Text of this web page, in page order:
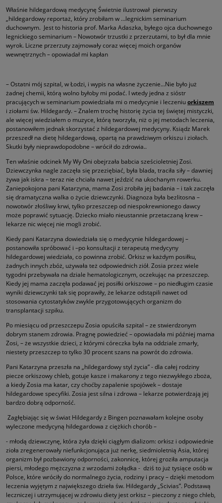
Właśnie hildegardową medycynę Świetnie ilustrował pierwszy
„hildegardowy reportaż, który zrobiłam w …legnickim seminarium
duchownym. Jest to historia prof. Marka Adaszka, byłego ojca duchownego
legnickiego seminarium – Nowotwór trzustki z przerzutami, to był dla mnie
wyrok. Liczne przerzuty zajmowały coraz więcej moich organów
wewnętrznych – opowiadał mi kapłan
– Ostatni mój szpital, w Łodzi, i wypis na własne życzenie...Nie było już
żadnej chemii, którą wolno byłoby mi podać. I wtedy jedna z sióstr
pracujących w seminarium powiedziała mi o medycynie i leczeniuorkiszem
i ziołami św. Hildegardy. – Znalem trochę historię życia tej świętej mistyczki,
ale więcej wiedziałem o muzyce, którą tworzyła, niż o jej metodach leczenia,
postanowiłem jednak skorzystać z hildegardowej medycyny. Ksiądz Marek
przeszedł na dietę hildegardową, opartą na prawdziwym orkiszu i ziołach.
Skutki były nieprawdopodobne – wrócił do zdrowia..
Ten właśnie odcinek My Wy Oni obejrzała babcia sześcioletniej Zosi.
Dziewczynka nagle zaczęła się przeziębiać, była blada, traciła siły – dawniej
żywa jak iskra – teraz nie chciała nawet jeździć na ukochanym rowerku.
Zaniepokojona pani Katarzyna, mama Zosi zrobiła jej badania – i tak zaczęła
się dramatyczna walka o życie dziewczynki. Diagnoza była bezlitosna –
nowotwór złośliwy krwi, tylko przeszczep od niespokrewnionego dawcy
może poprawić sytuację. Dziecko miało nieustannie przetaczaną krew –
lekarze nic więcej nie mogli zrobić.
Kiedy pani Katarzyna dowiedziała się o medycynie hildegardowej –
postanowiła spróbować i –po konsultacji z terapeutą medycyny
hildegardowej wiedziała, co powinna zrobić. Orkisz w każdym posiłku,
żadnych innych zbóż, używała też odpowiednich ziół. Zosia przez wiele
tygodni przebywała na dziale hematologicznym, oczekując na przeszczep.
Kiedy jej mama zaczęła podawać jej posiłki orkiszowe – po niedługim czasie
wyniki dziewczynki tak się poprawiły, że lekarze odstąpili nawet od
stosowania cytostatyków zwykle przygotowujących organizm do
transplantacji szpiku.
Po miesiącu od przeszczepu Zosia opuściła szpital – ze stwierdzonym
dobrym stanem zdrowia. Pragnę powiedzieć – opowiadała mi później mama
Zosi, – że wszystkie dzieci, z którymi córeczka była na oddziale zmarły,
niestety przeszczep to tylko 30 procent szans na powrót do zdrowia.
Pani Katarzyna przeszła na „hildegardowy styl życia” - dla całej rodziny
piecze orkiszowy chleb, gotuje kasze i makarony z tego niezwykłego zboża,
a kiedy Zosia ma katar, czy choćby zapalenie spojówek – dostaje
hildegardowe specyfiki. Zosia jest silna i zdrowa – lekarze potwierdzają jej
bardzo dobrą odporność.
Zagłębiając się w świat Hildegardy z Bingen poznawałam kolejne osoby
wyleczone medycyną hildegardowa z ciężkich chorób –
- młodą dziewczynę, która żyła dzięki ciągłym dializom: orkisz i odpowiednie
zioła zregenerowały niefunkcjonująca już nerkę, siedmioletnią Asia, której
organizm był pozbawiony odporności, zakonnicę, której groziła amputacja
piersi, młodego mężczyzna z wrzodami żołądka - dziś to już tysiące osób w
Polsce, które wróciły do normalnego życia, rodziny i pracy – dzięki metodom
leczenia wyjętym z największego dzieła św. Hildegardy „Scivias”. Podstawą
leczniczej i utrzymującej w zdrowiu diety jest orkisz – pieczony z niego chleb,